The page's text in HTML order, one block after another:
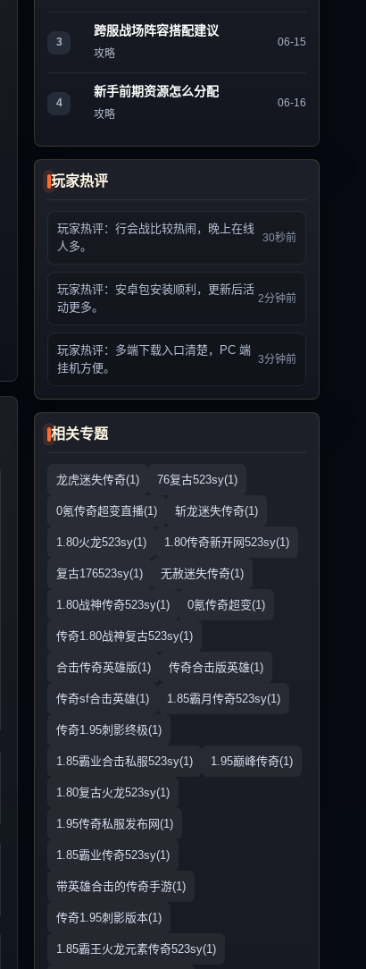
3
跨服战场阵容搭配建议
攻略
06-15
4
新手前期资源怎么分配
攻略
06-16
玩家热评
玩家热评：行会战比较热闹，晚上在线
人多。
30秒前
玩家热评：安卓包安装顺利，更新后活
动更多。
2分钟前
玩家热评：多端下载入口清楚，PC 端
挂机方便。
3分钟前
相关专题
龙虎迷失传奇(1) 76复古523sy(1)
0氪传奇超变直播(1) 斩龙迷失传奇(1)
1.80火龙523sy(1) 1.80传奇新开网523sy(1)
复古176523sy(1) 无赦迷失传奇(1)
1.80战神传奇523sy(1) 0氪传奇超变(1)
传奇1.80战神复古523sy(1)
合击传奇英雄版(1) 传奇合击版英雄(1)
传奇sf合击英雄(1) 1.85霸月传奇523sy(1)
传奇1.95刺影终极(1)
1.85霸业合击私服523sy(1) 1.95巅峰传奇(1)
1.80复古火龙523sy(1)
1.95传奇私服发布网(1)
1.85霸业传奇523sy(1)
带英雄合击的传奇手游(1)
传奇1.95刺影版本(1)
1.85霸王火龙元素传奇523sy(1)